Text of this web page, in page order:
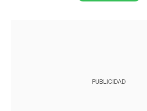
PUBLICIDAD